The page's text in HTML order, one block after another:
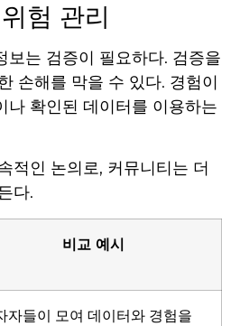
험 관리
보는 검증이 필요하다. 검증을
손해를 막을 수 있다. 경험이
나 확인된 데이터를 이용하는
적인 논의로, 커뮤니티는 더
다.
비교 예시
자들이 모여 데이터와 경험을